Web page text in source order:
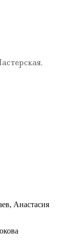
, Анастасия